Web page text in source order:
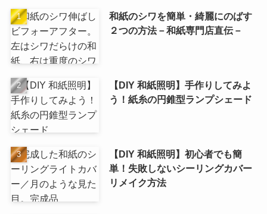
和紙のシワを簡単・綺麗にのばす
２つの方法－和紙専門店直伝－
【DIY 和紙照明】手作りしてみよ
う！紙糸の円錐型ランプシェード
【DIY 和紙照明】初心者でも簡
単！失敗しないシーリングカバー
リメイク方法